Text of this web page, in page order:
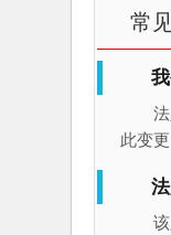
常
此变